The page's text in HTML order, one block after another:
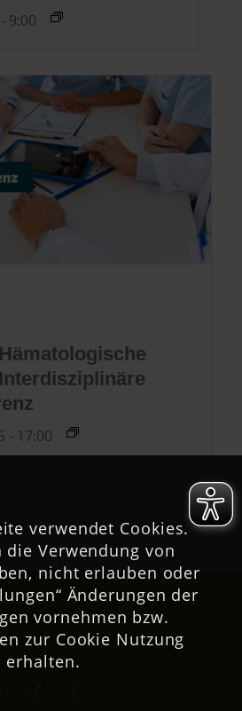
- 9:00
- 17:00
verwendet Cookies.
die Verwendung von
nicht erlauben oder
Änderungen der
vornehmen bzw.
zur Cookie Nutzung
erhalten.